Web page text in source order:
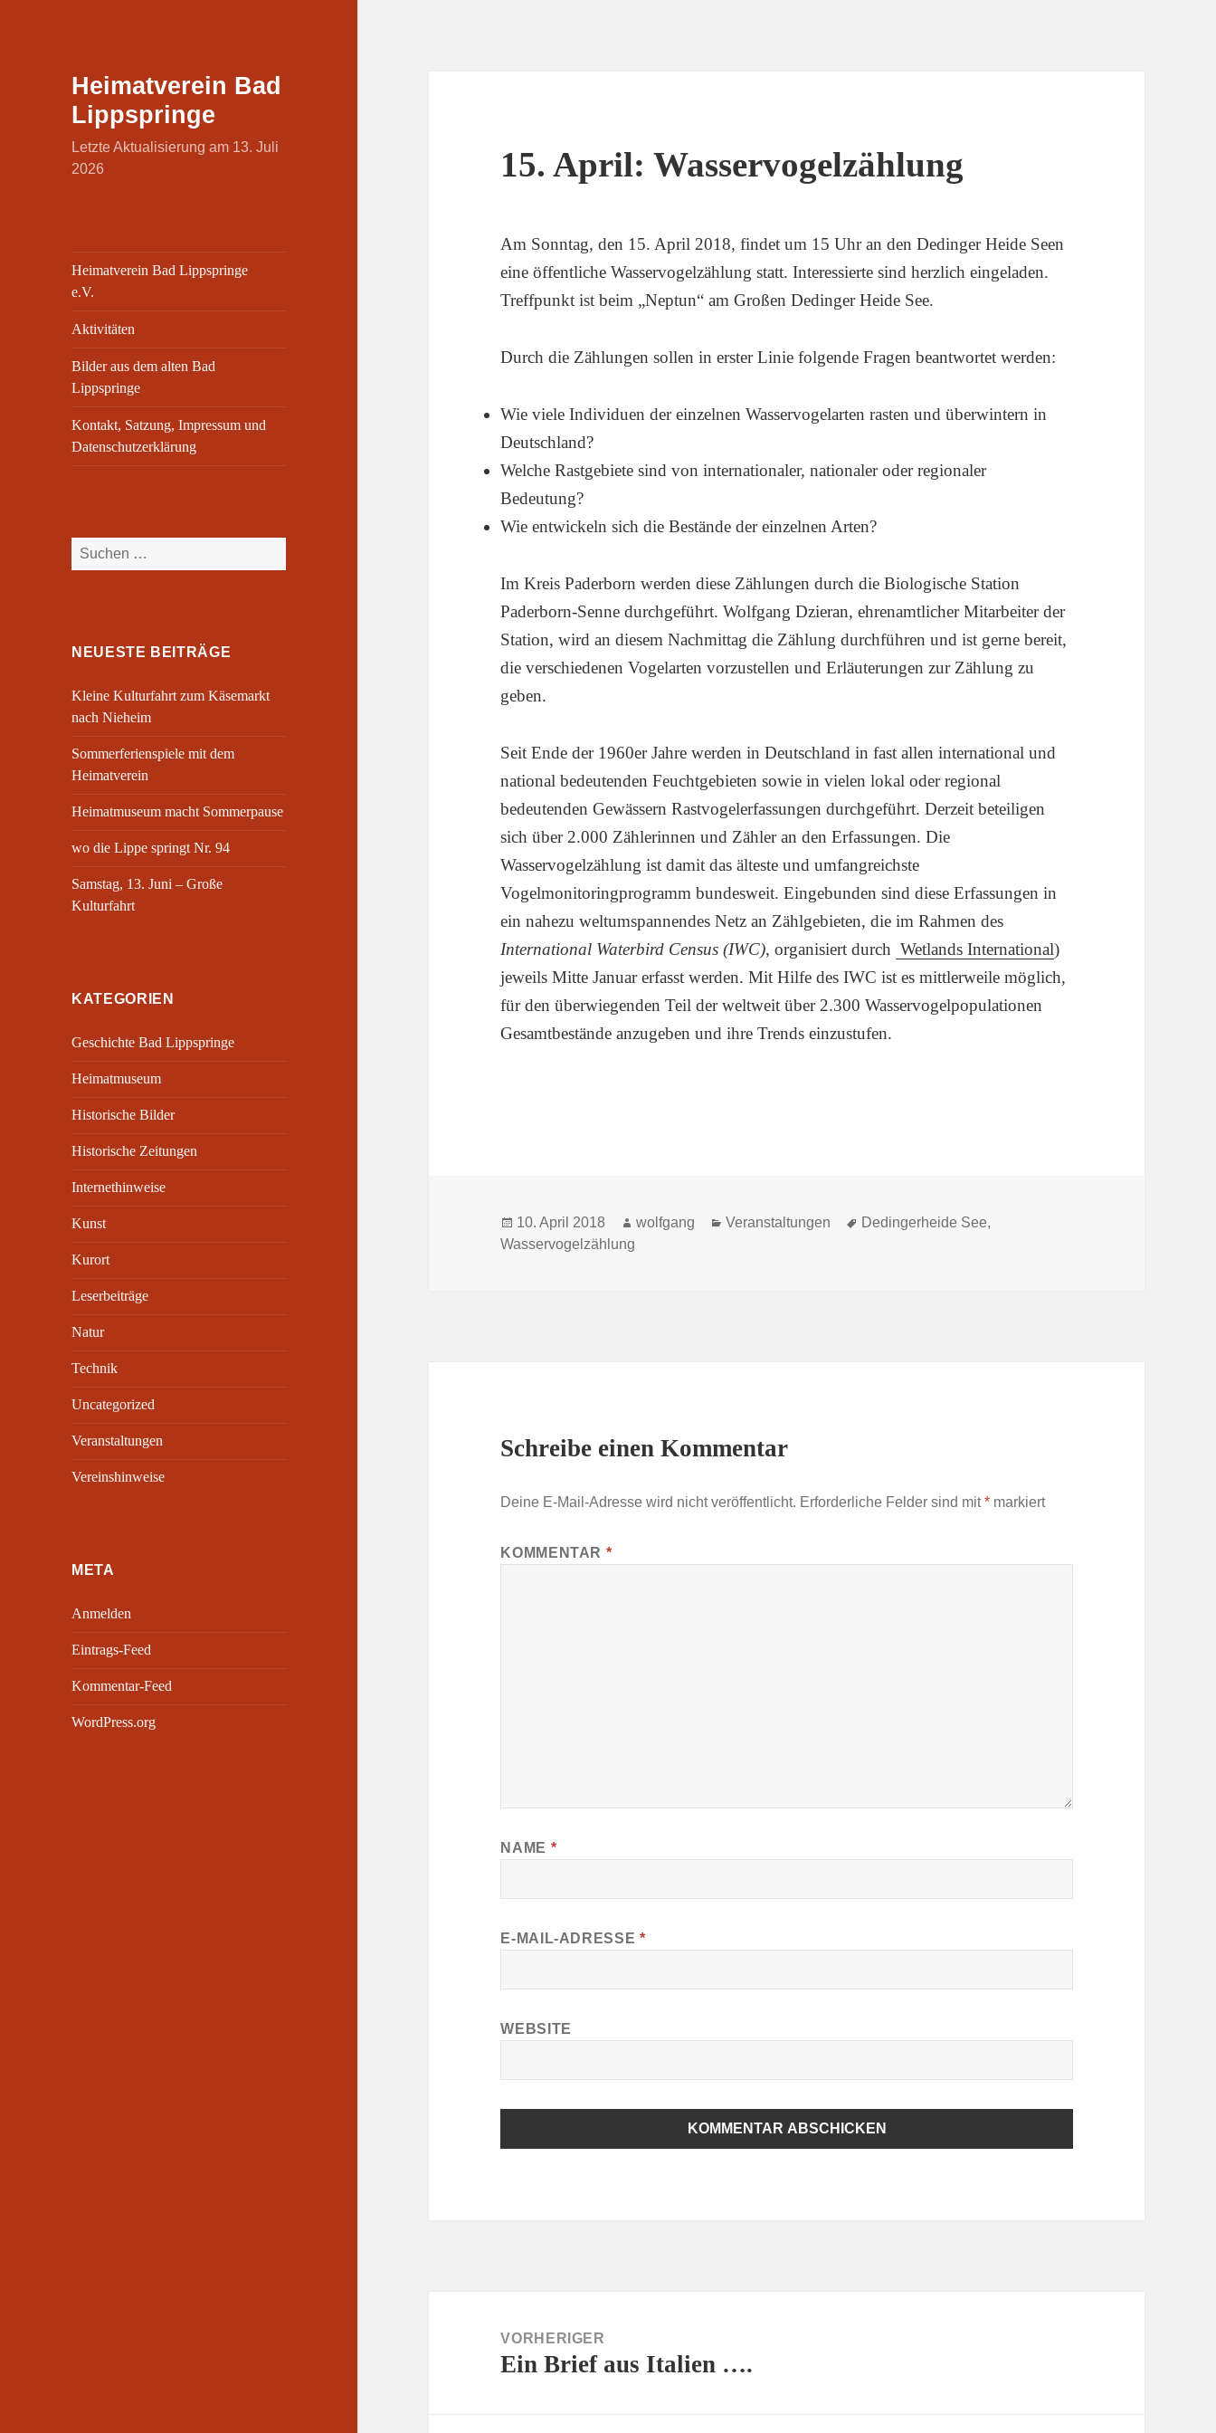
Heimatverein Bad
Lippspringe
Letzte Aktualisierung am 13. Juli
2026
Heimatverein Bad Lippspringe
e.V.
Aktivitäten
Bilder aus dem alten Bad
Lippspringe
Kontakt, Satzung, Impressum und
Datenschutzerklärung
Suchen
nach:
NEUESTE BEITRÄGE
Kleine Kulturfahrt zum Käsemarkt
nach Nieheim
Sommerferienspiele mit dem
Heimatverein
Heimatmuseum macht Sommerpause
wo die Lippe springt Nr. 94
Samstag, 13. Juni – Große
Kulturfahrt
KATEGORIEN
Geschichte Bad Lippspringe
Heimatmuseum
Historische Bilder
Historische Zeitungen
Internethinweise
Kunst
Kurort
Leserbeiträge
Natur
Technik
Uncategorized
Veranstaltungen
Vereinshinweise
META
Anmelden
Eintrags-Feed
Kommentar-Feed
WordPress.org
15. April: Wasservogelzählung
Am Sonntag, den 15. April 2018, findet um 15 Uhr an den Dedinger Heide Seen
eine öffentliche Wasservogelzählung statt. Interessierte sind herzlich eingeladen.
Treffpunkt ist beim „Neptun“ am Großen Dedinger Heide See.
Durch die Zählungen sollen in erster Linie folgende Fragen beantwortet werden:
Wie viele Individuen der einzelnen Wasservogelarten rasten und überwintern in
Deutschland?
Welche Rastgebiete sind von internationaler, nationaler oder regionaler
Bedeutung?
Wie entwickeln sich die Bestände der einzelnen Arten?
Im Kreis Paderborn werden diese Zählungen durch die Biologische Station
Paderborn-Senne durchgeführt. Wolfgang Dzieran, ehrenamtlicher Mitarbeiter der
Station, wird an diesem Nachmittag die Zählung durchführen und ist gerne bereit,
die verschiedenen Vogelarten vorzustellen und Erläuterungen zur Zählung zu
geben.
Seit Ende der 1960er Jahre werden in Deutschland in fast allen international und
national bedeutenden Feuchtgebieten sowie in vielen lokal oder regional
bedeutenden Gewässern Rastvogelerfassungen durchgeführt. Derzeit beteiligen
sich über 2.000 Zählerinnen und Zähler an den Erfassungen. Die
Wasservogelzählung ist damit das älteste und umfangreichste
Vogelmonitoringprogramm bundesweit. Eingebunden sind diese Erfassungen in
ein nahezu weltumspannendes Netz an Zählgebieten, die im Rahmen des
International Waterbird Census (IWC), organisiert durch Wetlands International)
jeweils Mitte Januar erfasst werden. Mit Hilfe des IWC ist es mittlerweile möglich,
für den überwiegenden Teil der weltweit über 2.300 Wasservogelpopulationen
Gesamtbestände anzugeben und ihre Trends einzustufen.
Veröffentlicht
am
10. April 2018 Autor
wolfgang Kategorien
Veranstaltungen Schlagwörter
Dedingerheide See,
Wasservogelzählung
Schreibe einen Kommentar
Deine E-Mail-Adresse wird nicht veröffentlicht. Erforderliche Felder sind mit* markiert
KOMMENTAR *
NAME *
E-MAIL-ADRESSE *
WEBSITE
VORHERIGER
Vorheriger
Ein Brief aus Italien ….